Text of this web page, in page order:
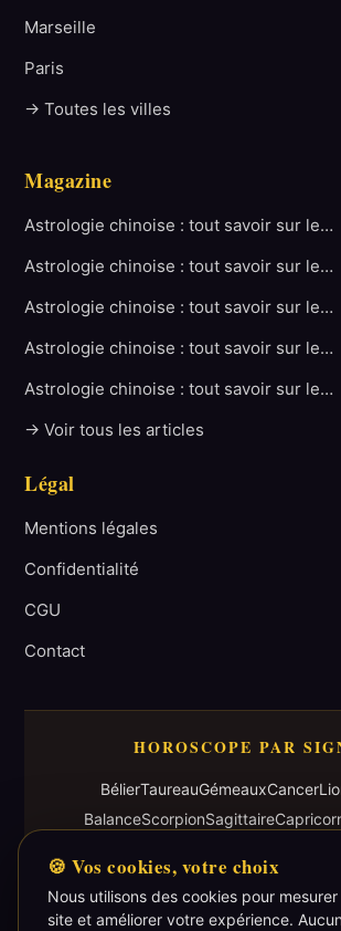
Marseille
Paris
→ Toutes les villes
Magazine
Astrologie chinoise : tout savoir sur le…
Astrologie chinoise : tout savoir sur le…
Astrologie chinoise : tout savoir sur le…
Astrologie chinoise : tout savoir sur le…
Astrologie chinoise : tout savoir sur le…
→ Voir tous les articles
Légal
Mentions légales
Confidentialité
CGU
Contact
HOROSCOPE PAR
BélierTaureauGémeauxCancer
BalanceScorpionSagittaire
🍪 Vos cookies, votre choix
Nous utilisons des cookies pour
site et améliorer votre expérience.